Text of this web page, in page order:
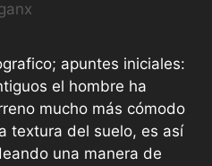
apuntes iniciales:
el hombre ha
mucho más cómodo
textura del suelo, es así
una manera de